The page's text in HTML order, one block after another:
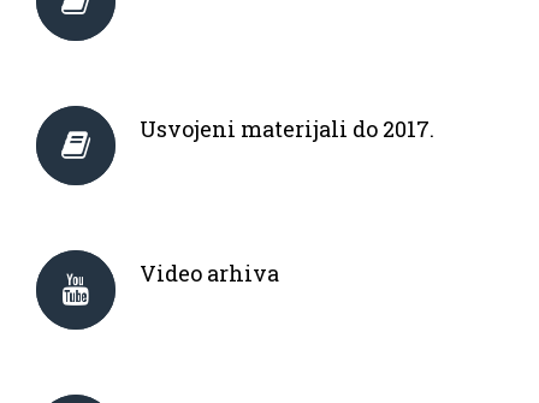
Usvojeni materijali do 2017.
Video arhiva